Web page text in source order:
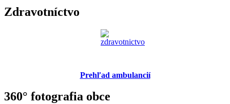
Zdravotníctvo
Prehľad ambulancií
360° fotografia obce